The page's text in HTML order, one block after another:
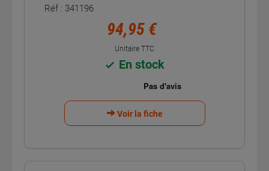
Réf : 341196
94,95 €
Unitaire TTC
En stock
Voir la fiche